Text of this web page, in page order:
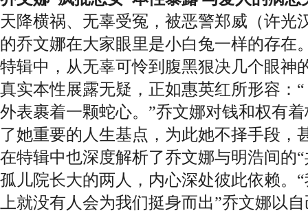
天降横祸、无辜受冤，被恶警郑威（许光
的乔文娜在大家眼里是小白兔一样的存在
特辑中，从无辜可怜到腹黑狠决几个眼神
真实本性展露无疑，正如惠英红所形容：
外表裹着一颗蛇心。”乔文娜对钱和权有
了她重要的人生基点，为此她不择手段，
在特辑中也深度解析了乔文娜与明浩间的
孤儿院长大的两人，内心深处彼此依赖。
上就没有人会为我们挺身而出”乔文娜以